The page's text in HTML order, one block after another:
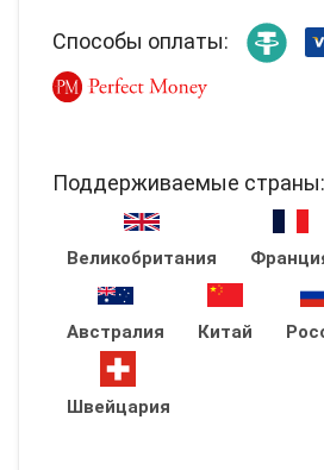
Способы оплаты:
Поддерживаемые страны:
Великобритания
Австралия Китай
Швейцария